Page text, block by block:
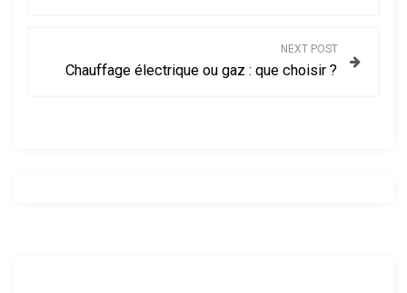
NEXT POST
Chauffage électrique ou gaz : que choisir ?